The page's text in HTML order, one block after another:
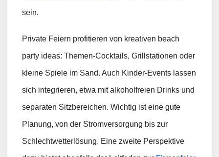
sein.
Private Feiern profitieren von kreativen beach
party ideas: Themen-Cocktails, Grillstationen oder
kleine Spiele im Sand. Auch Kinder-Events lassen
sich integrieren, etwa mit alkoholfreien Drinks und
separaten Sitzbereichen. Wichtig ist eine gute
Planung, von der Stromversorgung bis zur
Schlechtwetterlösung. Eine zweite Perspektive